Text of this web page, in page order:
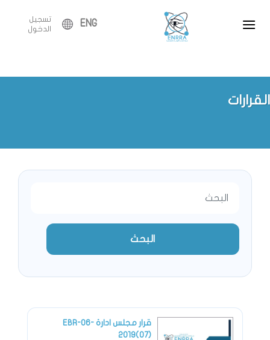
ENG
تسجيل
الدخول
القرارات
قرار مجلس ادارة EBR-06-
2019(07)